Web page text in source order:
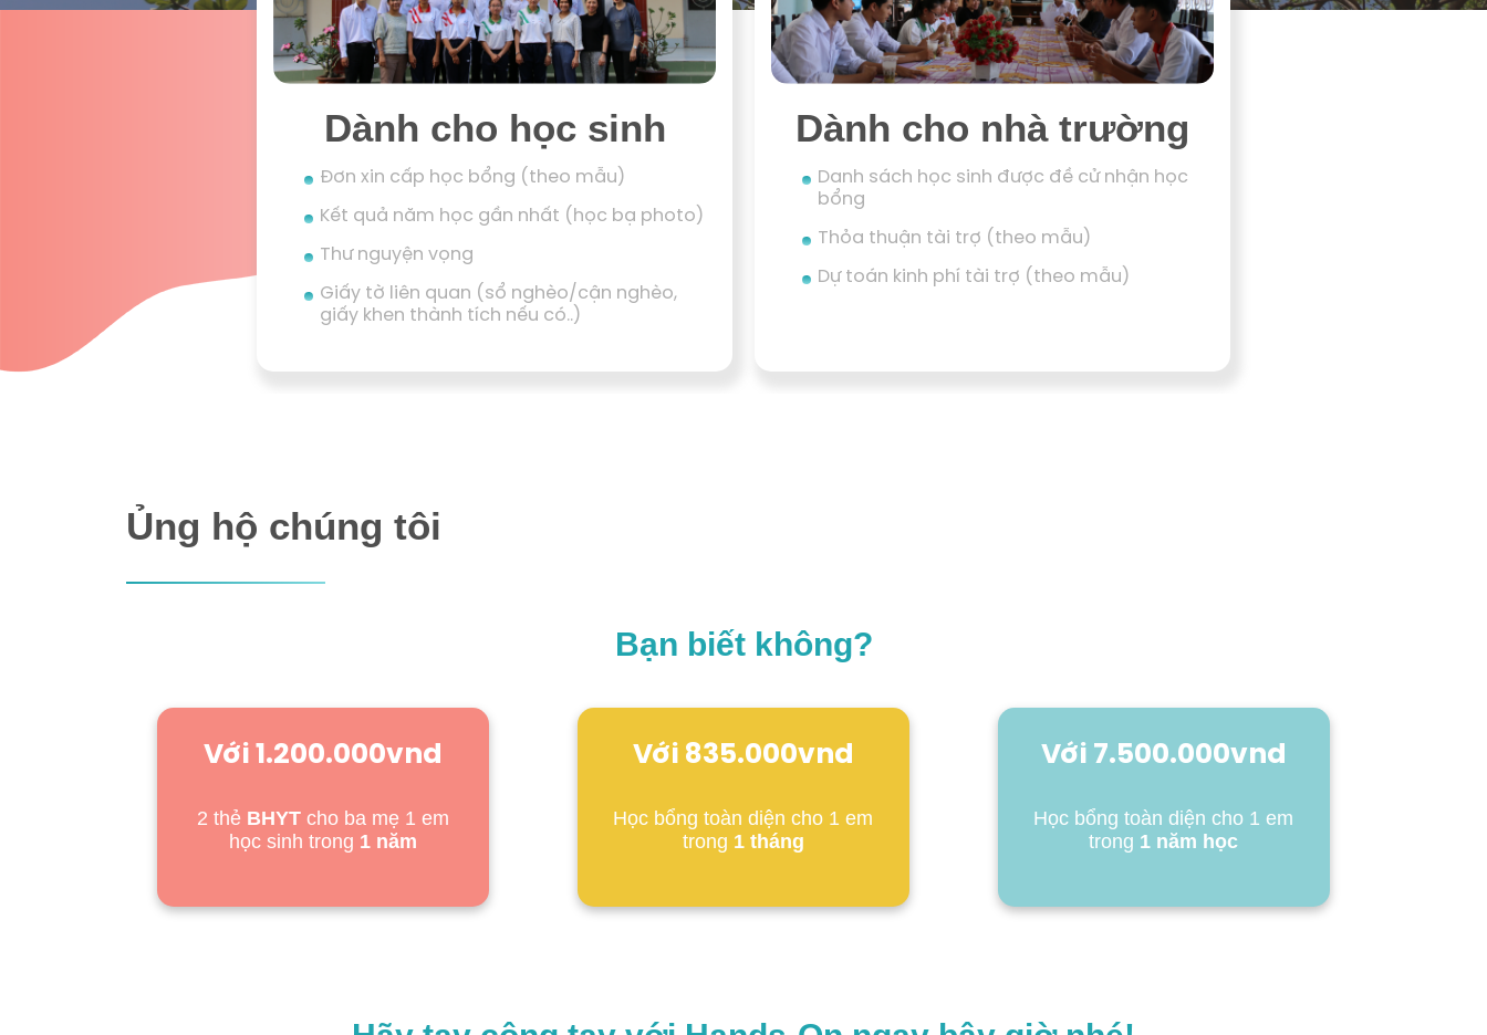
Dành cho học sinh
Đơn xin cấp học bổng (theo mẫu)
Kết quả năm học gần nhất (học bạ photo)
Thư nguyện vọng
Giấy tờ liên quan (sổ nghèo/cận nghèo,
giấy khen thành tích nếu có..)
Dành cho nhà trường
Danh sách học sinh được đề cử nhận học
bổng
Thỏa thuận tài trợ (theo mẫu)
Dự toán kinh phí tài trợ (theo mẫu)
Ủng hộ chúng tôi
Bạn biết không?
Với 1.200.000vnd
2 thẻ BHYTcho ba mẹ 1 em
học sinh trong 1 năm
Với 835.000vnd
Học bổng toàn diện cho 1 em
trong 1 tháng
Với 7.500.000vnd
Học bổng toàn diện cho 1 em
trong 1 năm học